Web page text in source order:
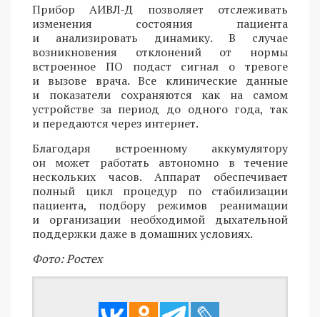
Прибор АИВЛ-Д позволяет отслеживать
изменения состояния пациента
и анализировать динамику. В случае
возникновения отклонений от нормы
встроенное ПО подаст сигнал о тревоге
и вызове врача. Все клинические данные
и показатели сохраняются как на самом
устройстве за период до одного года, так
и передаются через интернет.
Благодаря встроенному аккумулятору
он может работать автономно в течение
нескольких часов. Аппарат обеспечивает
полный цикл процедур по стабилизации
пациента, подбору режимов реанимации
и организации необходимой дыхательной
поддержки даже в домашних условиях.
Фото: Ростех